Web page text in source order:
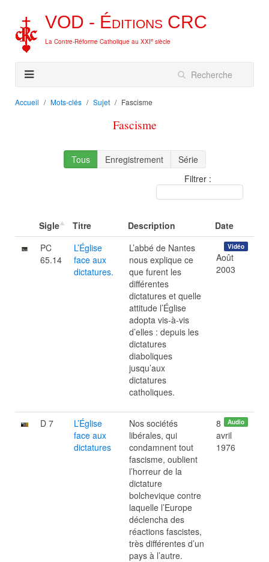
VOD - Éditions CRC
La Contre-Réforme Catholique au XXIe siècle
Accueil Mots-clés Sujet Fascisme
Fascisme
Tous Enregistrement
Série
Filtrer :
Sigle Titre Description
Date
PC
65.14
L’Église
face aux
dictatures.
L’abbé de Nantes
nous explique ce
que furent les
différentes
dictatures et quelle
attitude l’Église
adopta vis-à-vis
d’elles : depuis les
dictatures
diaboliques
jusqu’aux
dictatures
catholiques.
Vidéo
Août
2003
D 7
L’Église
face aux
dictatures
Nos sociétés
libérales, qui
condamnent tout
fascisme, oublient
l’horreur de la
dictature
bolchevique contre
laquelle l’Europe
déclencha des
réactions fascistes,
très différentes d’un
pays à l’autre.
Audio
8
avril
1976